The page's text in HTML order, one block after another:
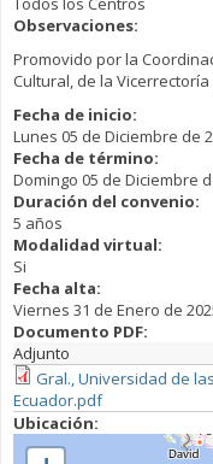
Observaciones:
Promovido por la
Cultural, de la Vicerrectoría
Fecha de inicio:
Lunes 05 de Diciembre de
Fecha de término:
Domingo 05 de Diciembre
Duración del convenio:
5 años
Modalidad virtual:
Si
Fecha alta:
Viernes 31 de Enero de
Documento PDF:
Adjunto
Gral., Universidad de
Ecuador.pdf
Ubicación: